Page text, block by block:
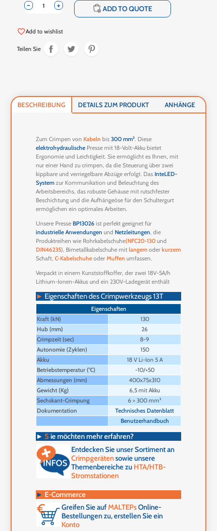
+
- shopping_cart ADD TO QUOTE
favorite_borderAdd to wishlist
Teilen Sie
BESCHREIBUNG DETAILS ZUM PRODUKT ANHÄNGE
Zum Crimpen von Kabeln bis300 mm². Diese
elektrohydraulische Presse mit 18-Volt-Akku bietet
Ergonomie und Leichtigkeit. Sie ermöglicht es Ihnen, mit
nur einer Hand zu crimpen, da die Steuerung über zwei
kippbare und verriegelbare Abzüge erfolgt. Das InteLED-
System zur Kommunikation und Beleuchtung des
Arbeitsbereichs, das robuste Gehäuse mit rutschfester
Beschichtung und die Aufhängeöse für den Schultergurt
ermöglichen ein optimales Arbeiten.
Unsere Presse BP13026 ist perfekt geeignet für
industrielle Anwendungen und Netzleitungen, die
Produktreihen wie Rohrkabelschuhe(NFC20-130 und
DIN46235), Bimetallkabelschuhe mitlangem oderkurzem
Schaft,C-Kabelschuhe oderMuffen umfassen.
Verpackt in einem Kunststoffkoffer, der zwei 18V-5A/h
Lithium-Ionen-Akkus und ein 230V-Ladegerät enthält
► Eigenschaften des Crimpwerkzeugs 13T
Eigenschaften
Kraft (kN)
130
Hub (mm)
26
Crimpzeit (sec)
8-9
Autonomie (Zyklen)
150
Akku
18 V Li-Ion 5 A
Betriebstemperatur (°C)
-10/+50
Abmessungen (mm)
400x75x310
Gewicht (Kg)
6,5 mit Akku
Sechskant-Crimpung
6 > 300 mm²
Dokumentation
Technisches Datenblatt
Benutzerhandbuch
►S ie möchten mehr erfahren?
Entdecken Sie unser Sortiment an
Crimpgerätensowie unsere
Themenbereiche zu HTA/HTB-
Stromstationen
► E-Commerce
Greifen Sie aufMALTEPsOnline-
Bestellungen zu, erstellen Sie ein
Konto